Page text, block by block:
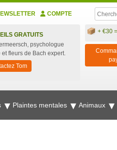
COMPTE
GRATUITS
psychologue
et fleurs de Bach expert.
Tom
+ €30
Plaintes mentales Animaux